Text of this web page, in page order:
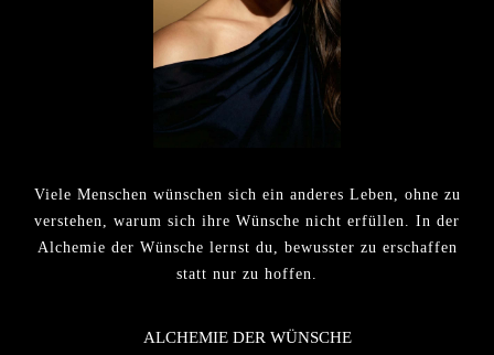
Viele Menschen wünschen sich ein anderes Leben, ohne zu
verstehen, warum sich ihre Wünsche nicht erfüllen. In der
Alchemie der Wünsche lernst du, bewusster zu erschaffen
statt nur zu hoffen.
ALCHEMIE DER WÜNSCHE